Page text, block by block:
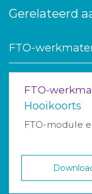
Gerelateerd
FTO-
FTO-
Hooikoorts
FTO-module